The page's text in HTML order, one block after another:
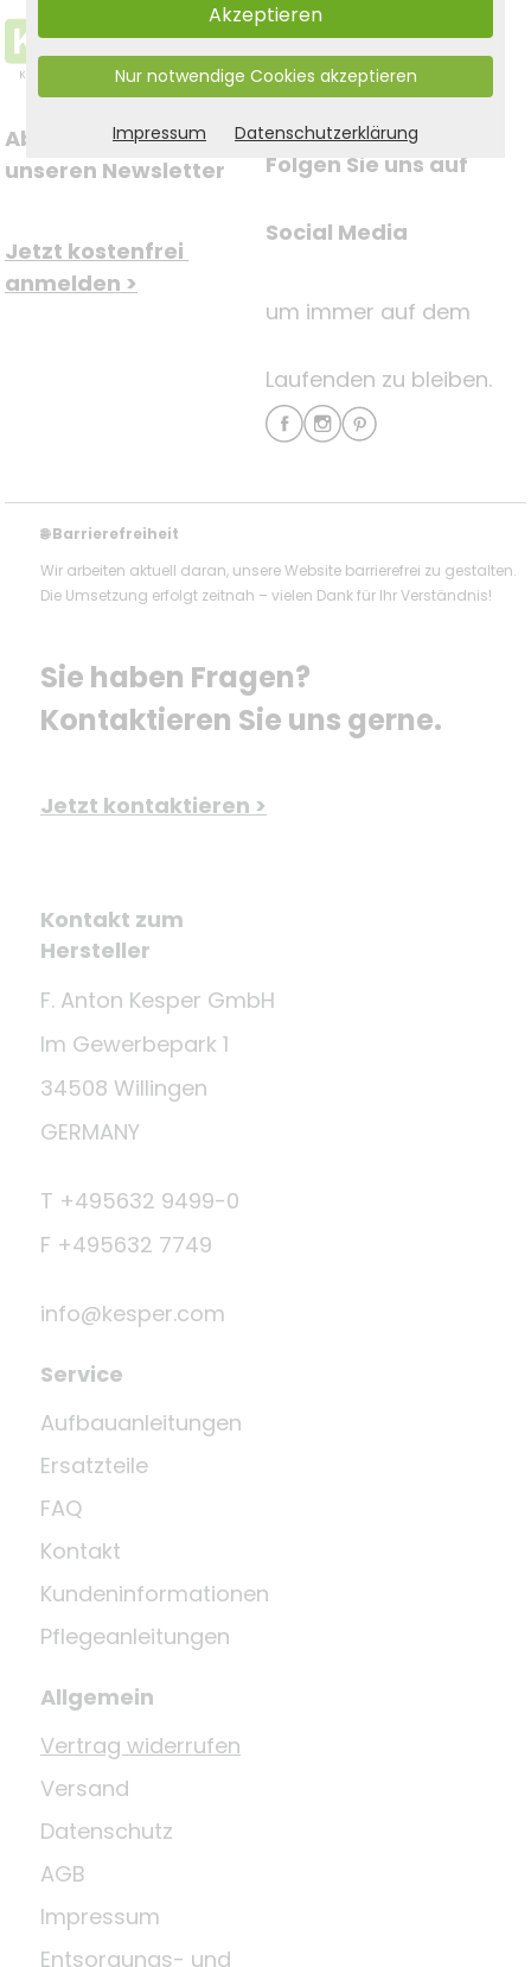
Abonnieren Sie jetzt
unseren Newsletter
Jetzt kostenfrei
anmelden >
Folgen Sie uns auf
Social Media
um immer auf dem
Laufenden zu bleiben.
🌐Barrierefreiheit
Wir arbeiten aktuell daran, unsere Website barrierefrei zu gestalten.
Die Umsetzung erfolgt zeitnah – vielen Dank für Ihr Verständnis!
Sie haben Fragen?
Kontaktieren Sie uns gerne.
Jetzt kontaktieren >
Kontakt zum
Hersteller
F. Anton Kesper GmbH
Im Gewerbepark 1
34508 Willingen
GERMANY
T +495632 9499-0
F +495632 7749
info@kesper.com
Service
Aufbauanleitungen
Ersatzteile
FAQ
Kontakt
Kundeninformationen
Pflegeanleitungen
Allgemein
Vertrag widerrufen
Versand
Datenschutz
AGB
Impressum
Entsorgungs- und
Akzeptieren
Nur notwendige Cookies akzeptieren
Impressum Datenschutzerklärung